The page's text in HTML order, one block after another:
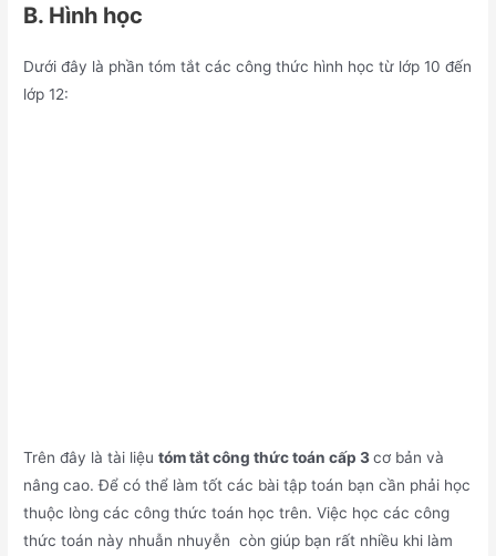
B. Hình học
Dưới đây là phần tóm tắt các công thức hình học từ lớp 10 đến
lớp 12:
Trên đây là tài liệutóm tắt công thức toán cấp 3cơ bản và
nâng cao. Để có thể làm tốt các bài tập toán bạn cần phải học
thuộc lòng các công thức toán học trên. Việc học các công
thức toán này nhuẫn nhuyễn còn giúp bạn rất nhiều khi làm